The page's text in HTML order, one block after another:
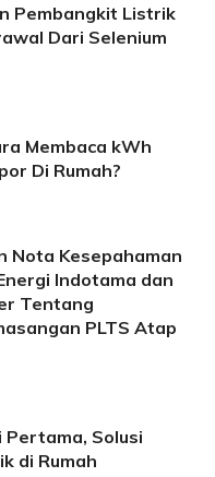
Pembangkit Listrik
Dari Selenium
Membaca kWh
Di Rumah?
Nota Kesepahaman
Indotama dan
Tentang
PLTS Atap
Pertama, Solusi
di Rumah